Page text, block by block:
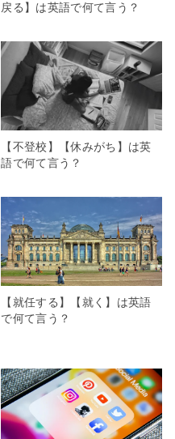
戻る】は英語で何て言う？
【不登校】【休みがち】は英
語で何て言う？
【就任する】【就く】は英語
で何て言う？